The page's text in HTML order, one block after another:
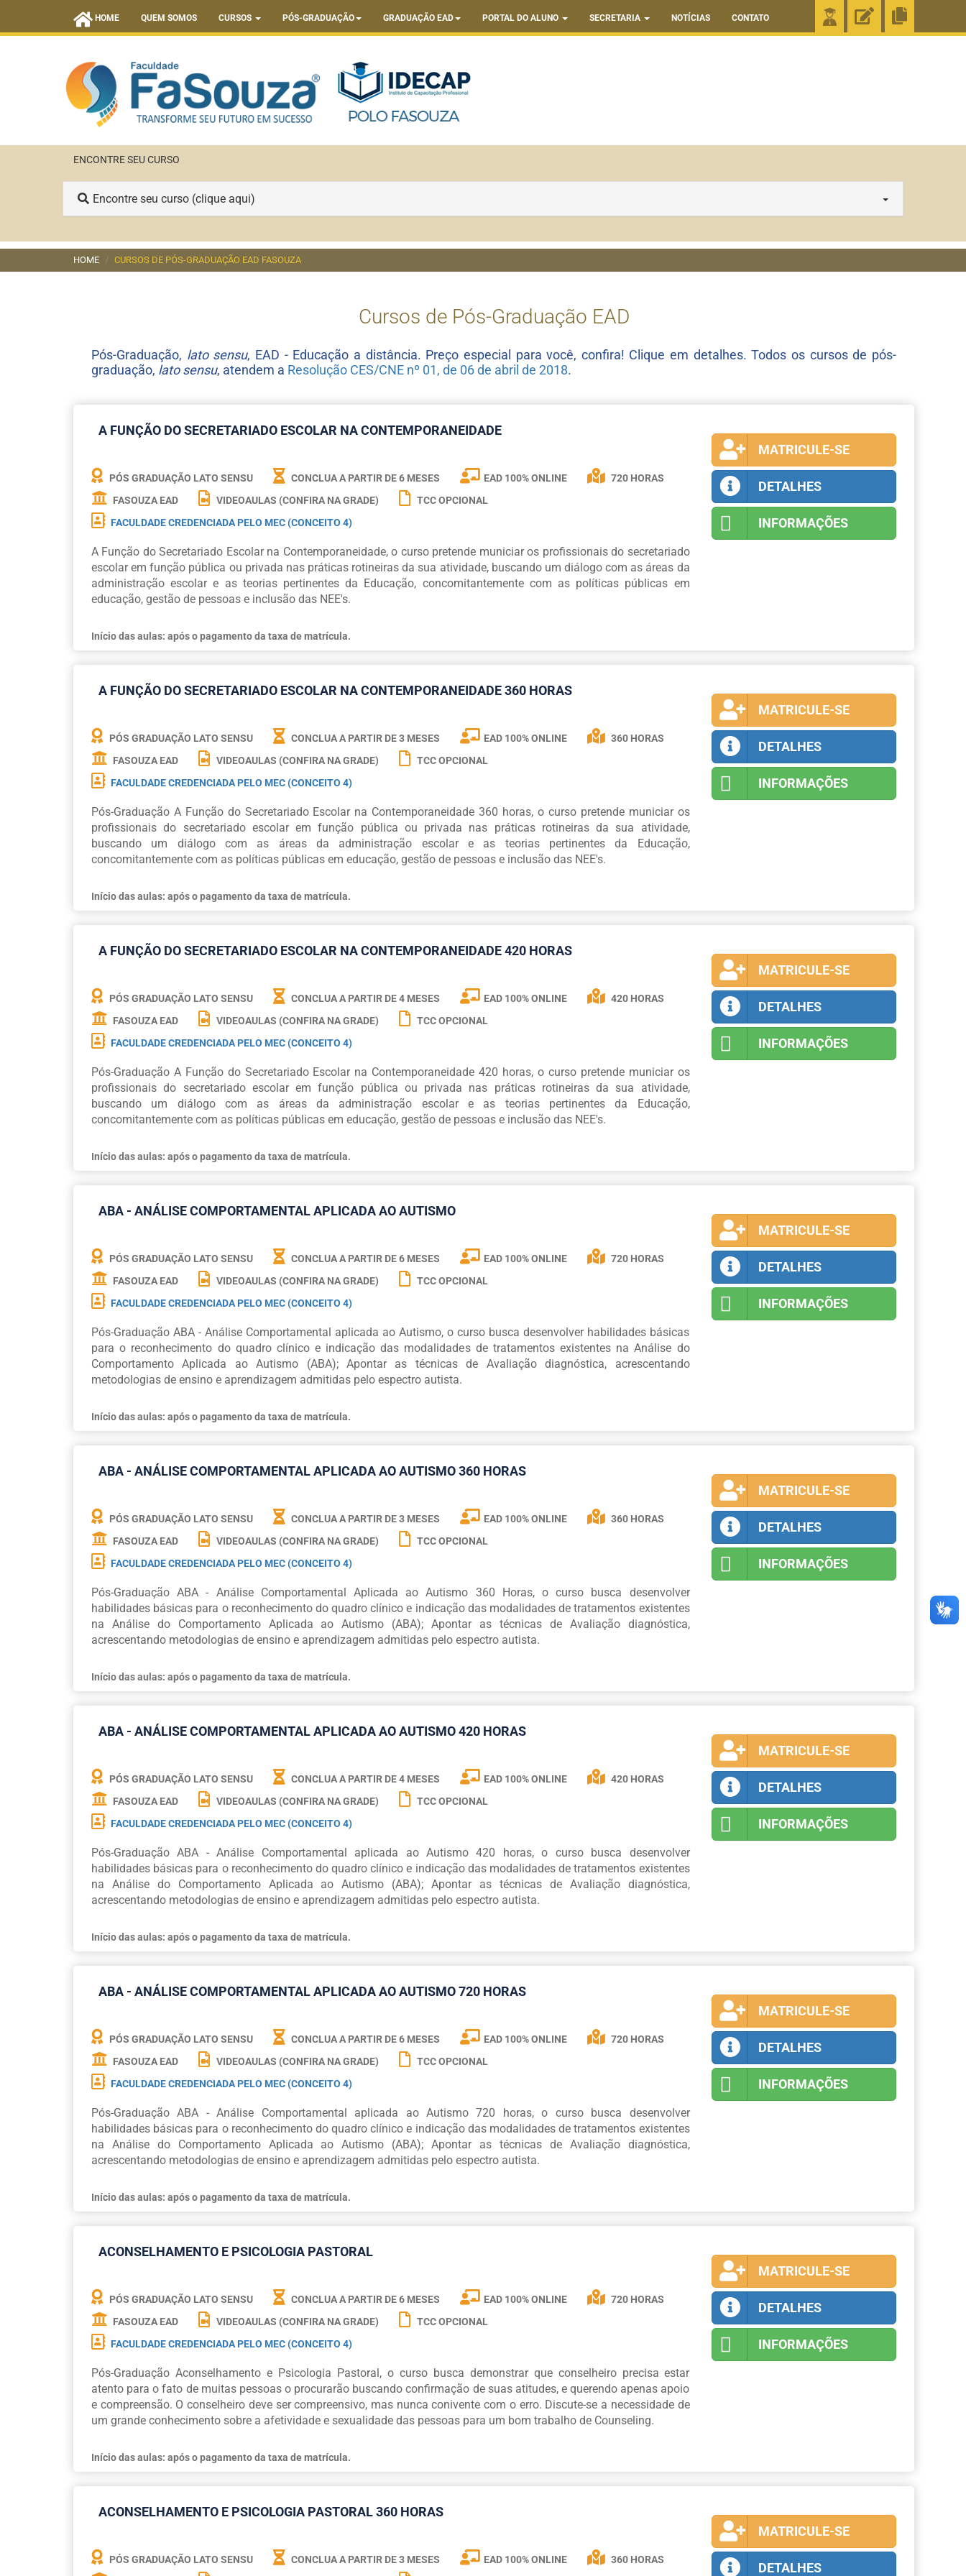
HOME QUEM SOMOS CURSOS PÓS-GRADUAÇÃO GRADUAÇÃO EAD PORTAL DO ALUNO SECRETARIA NOTÍCIAS CONTATO
ENCONTRE SEU CURSO
Encontre seu curso (clique aqui)
HOME CURSOS DE PÓS-GRADUAÇÃO EAD FASOUZA
Cursos de Pós-Graduação EAD
Pós-Graduação, lato sensu, EAD - Educação a distância. Preço especial para você, confira! Clique em detalhes. Todos os cursos de pós-
graduação, lato sensu, atendem a Resolução CES/CNE nº 01, de 06 de abril de 2018.
A FUNÇÃO DO SECRETARIADO ESCOLAR NA CONTEMPORANEIDADE
PÓS GRADUAÇÃO LATO SENSU CONCLUA A PARTIR DE6 MESES EAD 100% ONLINE
720 HORAS
FASOUZA EAD
VIDEOAULAS (CONFIRA NA GRADE)
TCC OPCIONAL
FACULDADE CREDENCIADA PELO MEC (CONCEITO 4)
A Função do Secretariado Escolar na Contemporaneidade, o curso pretende municiar os profissionais do secretariado
escolar em função pública ou privada nas práticas rotineiras da sua atividade, buscando um diálogo com as áreas da
administração escolar e as teorias pertinentes da Educação, concomitantemente com as políticas públicas em
educação, gestão de pessoas e inclusão das NEE's.
Início das aulas: após o pagamento da taxa de matrícula.
MATRICULE-SE
DETALHES
INFORMAÇÕES
A FUNÇÃO DO SECRETARIADO ESCOLAR NA CONTEMPORANEIDADE 360 HORAS
PÓS GRADUAÇÃO LATO SENSU CONCLUA A PARTIR DE3 MESES EAD 100% ONLINE
360 HORAS
FASOUZA EAD
VIDEOAULAS (CONFIRA NA GRADE)
TCC OPCIONAL
FACULDADE CREDENCIADA PELO MEC (CONCEITO 4)
Pós-Graduação A Função do Secretariado Escolar na Contemporaneidade 360 horas, o curso pretende municiar os
profissionais do secretariado escolar em função pública ou privada nas práticas rotineiras da sua atividade,
buscando um diálogo com as áreas da administração escolar e as teorias pertinentes da Educação,
concomitantemente com as políticas públicas em educação, gestão de pessoas e inclusão das NEE's.
Início das aulas: após o pagamento da taxa de matrícula.
MATRICULE-SE
DETALHES
INFORMAÇÕES
A FUNÇÃO DO SECRETARIADO ESCOLAR NA CONTEMPORANEIDADE 420 HORAS
PÓS GRADUAÇÃO LATO SENSU CONCLUA A PARTIR DE4 MESES EAD 100% ONLINE
420 HORAS
FASOUZA EAD
VIDEOAULAS (CONFIRA NA GRADE)
TCC OPCIONAL
FACULDADE CREDENCIADA PELO MEC (CONCEITO 4)
Pós-Graduação A Função do Secretariado Escolar na Contemporaneidade 420 horas, o curso pretende municiar os
profissionais do secretariado escolar em função pública ou privada nas práticas rotineiras da sua atividade,
buscando um diálogo com as áreas da administração escolar e as teorias pertinentes da Educação,
concomitantemente com as políticas públicas em educação, gestão de pessoas e inclusão das NEE's.
Início das aulas: após o pagamento da taxa de matrícula.
MATRICULE-SE
DETALHES
INFORMAÇÕES
ABA - ANÁLISE COMPORTAMENTAL APLICADA AO AUTISMO
PÓS GRADUAÇÃO LATO SENSU CONCLUA A PARTIR DE6 MESES EAD 100% ONLINE
720 HORAS
FASOUZA EAD
VIDEOAULAS (CONFIRA NA GRADE)
TCC OPCIONAL
FACULDADE CREDENCIADA PELO MEC (CONCEITO 4)
Pós-Graduação ABA - Análise Comportamental aplicada ao Autismo, o curso busca desenvolver habilidades básicas
para o reconhecimento do quadro clínico e indicação das modalidades de tratamentos existentes na Análise do
Comportamento Aplicada ao Autismo (ABA); Apontar as técnicas de Avaliação diagnóstica, acrescentando
metodologias de ensino e aprendizagem admitidas pelo espectro autista.
Início das aulas: após o pagamento da taxa de matrícula.
MATRICULE-SE
DETALHES
INFORMAÇÕES
ABA - ANÁLISE COMPORTAMENTAL APLICADA AO AUTISMO 360 HORAS
PÓS GRADUAÇÃO LATO SENSU CONCLUA A PARTIR DE3 MESES EAD 100% ONLINE
360 HORAS
FASOUZA EAD
VIDEOAULAS (CONFIRA NA GRADE)
TCC OPCIONAL
FACULDADE CREDENCIADA PELO MEC (CONCEITO 4)
Pós-Graduação ABA - Análise Comportamental Aplicada ao Autismo 360 Horas, o curso busca desenvolver
habilidades básicas para o reconhecimento do quadro clínico e indicação das modalidades de tratamentos existentes
na Análise do Comportamento Aplicada ao Autismo (ABA); Apontar as técnicas de Avaliação diagnóstica,
acrescentando metodologias de ensino e aprendizagem admitidas pelo espectro autista.
Início das aulas: após o pagamento da taxa de matrícula.
MATRICULE-SE
DETALHES
INFORMAÇÕES
ABA - ANÁLISE COMPORTAMENTAL APLICADA AO AUTISMO 420 HORAS
PÓS GRADUAÇÃO LATO SENSU CONCLUA A PARTIR DE4 MESES EAD 100% ONLINE
420 HORAS
FASOUZA EAD
VIDEOAULAS (CONFIRA NA GRADE)
TCC OPCIONAL
FACULDADE CREDENCIADA PELO MEC (CONCEITO 4)
Pós-Graduação ABA - Análise Comportamental aplicada ao Autismo 420 horas, o curso busca desenvolver
habilidades básicas para o reconhecimento do quadro clínico e indicação das modalidades de tratamentos existentes
na Análise do Comportamento Aplicada ao Autismo (ABA); Apontar as técnicas de Avaliação diagnóstica,
acrescentando metodologias de ensino e aprendizagem admitidas pelo espectro autista.
Início das aulas: após o pagamento da taxa de matrícula.
MATRICULE-SE
DETALHES
INFORMAÇÕES
ABA - ANÁLISE COMPORTAMENTAL APLICADA AO AUTISMO 720 HORAS
PÓS GRADUAÇÃO LATO SENSU CONCLUA A PARTIR DE6 MESES EAD 100% ONLINE
720 HORAS
FASOUZA EAD
VIDEOAULAS (CONFIRA NA GRADE)
TCC OPCIONAL
FACULDADE CREDENCIADA PELO MEC (CONCEITO 4)
Pós-Graduação ABA - Análise Comportamental aplicada ao Autismo 720 horas, o curso busca desenvolver
habilidades básicas para o reconhecimento do quadro clínico e indicação das modalidades de tratamentos existentes
na Análise do Comportamento Aplicada ao Autismo (ABA); Apontar as técnicas de Avaliação diagnóstica,
acrescentando metodologias de ensino e aprendizagem admitidas pelo espectro autista.
Início das aulas: após o pagamento da taxa de matrícula.
MATRICULE-SE
DETALHES
INFORMAÇÕES
ACONSELHAMENTO E PSICOLOGIA PASTORAL
PÓS GRADUAÇÃO LATO SENSU CONCLUA A PARTIR DE6 MESES EAD 100% ONLINE
720 HORAS
FASOUZA EAD
VIDEOAULAS (CONFIRA NA GRADE)
TCC OPCIONAL
FACULDADE CREDENCIADA PELO MEC (CONCEITO 4)
Pós-Graduação Aconselhamento e Psicologia Pastoral, o curso busca demonstrar que conselheiro precisa estar
atento para o fato de muitas pessoas o procurarão buscando confirmação de suas atitudes, e querendo apenas apoio
e compreensão. O conselheiro deve ser compreensivo, mas nunca conivente com o erro. Discute-se a necessidade de
um grande conhecimento sobre a afetividade e sexualidade das pessoas para um bom trabalho de Counseling.
Início das aulas: após o pagamento da taxa de matrícula.
MATRICULE-SE
DETALHES
INFORMAÇÕES
ACONSELHAMENTO E PSICOLOGIA PASTORAL 360 HORAS
PÓS GRADUAÇÃO LATO SENSU CONCLUA A PARTIR DE3 MESES EAD 100% ONLINE 360 HORAS
MATRICULE-SE
DETALHES